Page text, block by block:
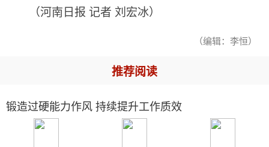
（河南日报 记者 刘宏冰）
（编辑：李恒）
推荐阅读
锻造过硬能力作风 持续提升工作质效